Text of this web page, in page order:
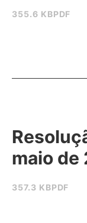
355.6 KBPDF
357.3 KBPDF
maio de